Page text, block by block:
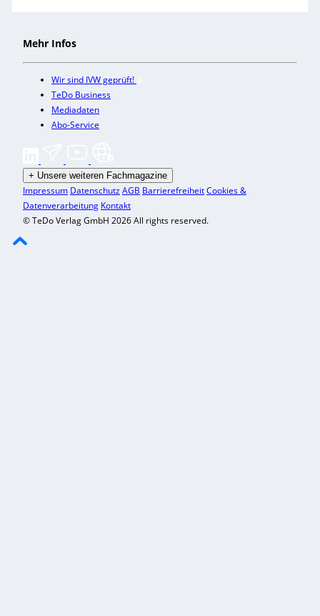
Mehr Infos
Wir sind IVW geprüft!
TeDo Business
Mediadaten
Abo-Service
+ Unsere weiteren Fachmagazine
Impressum DatenschutzAGB BarrierefreiheitCookies &
Datenverarbeitung Kontakt
© TeDo Verlag GmbH 2026 All rights reserved.